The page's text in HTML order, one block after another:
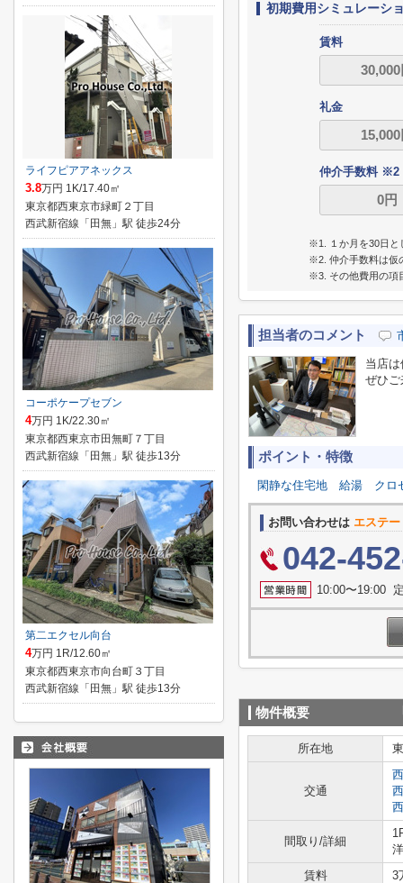
初期費用シミュレーシ
賃料
礼金
仲介手数料 ※2
※1. １か月を30日と
※2. 仲介手数料は仮
※3. その他費用の項
担当者のコメント
当店
ぜひご
ポイント・特徴
閑静な住宅地 給湯 クロ
お問い合わせは エステ
042-
10:00〜19:00
物件概要
所在地
交通
間取り/詳細
賃料
3
ライフピアアネックス
3.8万円 1K/17.40㎡
東京都西東京市緑町２丁目
西武新宿線「田無」駅 徒歩24分
コーポケープセブン
4万円 1K/22.30㎡
東京都西東京市田無町７丁目
西武新宿線「田無」駅 徒歩13分
第二エクセル向台
4万円 1R/12.60㎡
東京都西東京市向台町３丁目
西武新宿線「田無」駅 徒歩13分